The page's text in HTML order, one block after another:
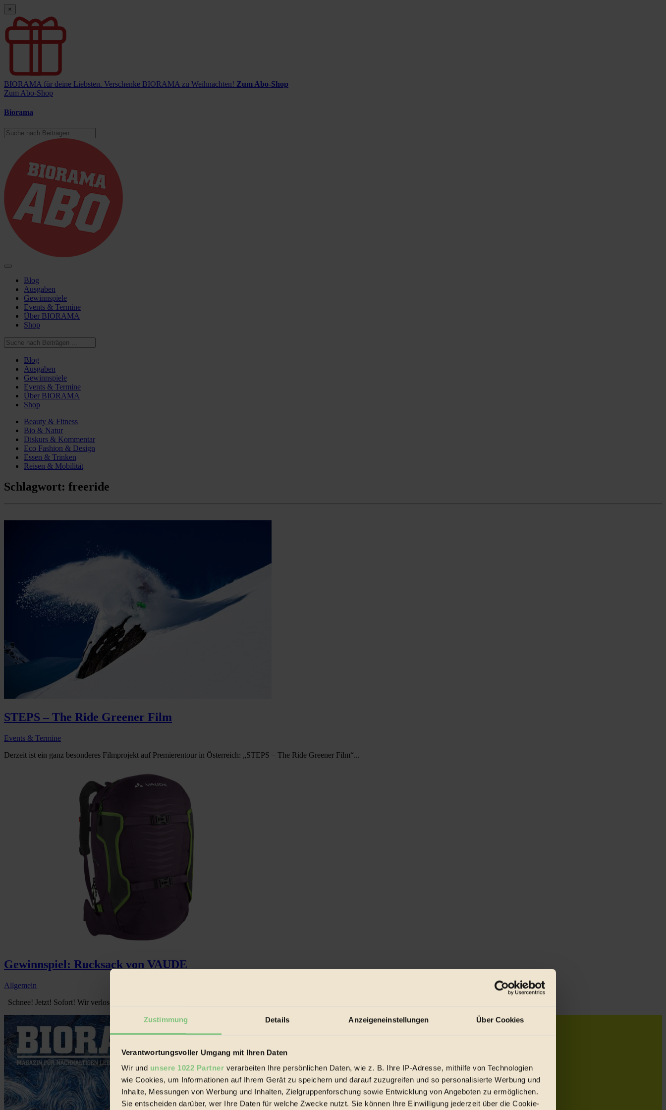
Zustimmung Details Anzeigeneinstellungen Über Cookies
Verantwortungsvoller Umgang mit Ihren Daten
Wir und unsere 1022 Partner verarbeiten Ihre persönlichen Daten, wie z. B. Ihre IP-Adresse, mithilfe von Technologien
wie Cookies, um Informationen auf Ihrem Gerät zu speichern und darauf zuzugreifen und so personalisierte Werbung und
Inhalte, Messungen von Werbung und Inhalten, Zielgruppenforschung sowie Entwicklung von Angeboten zu ermöglichen.
Sie entscheiden darüber, wer Ihre Daten für welche Zwecke nutzt. Sie können Ihre Einwilligung jederzeit über die Cookie-
×
BIORAMA für deine Liebsten. Verschenke BIORAMA zu Weihnachten! Zum Abo-Shop
Zum Abo-Shop
Biorama
Blog
Ausgaben
Gewinnspiele
Events & Termine
Über BIORAMA
Shop
Blog
Ausgaben
Gewinnspiele
Events & Termine
Über BIORAMA
Shop
Beauty & Fitness
Bio & Natur
Diskurs & Kommentar
Eco Fashion & Design
Essen & Trinken
Reisen & Mobilität
Schlagwort: freeride
STEPS – The Ride Greener Film
Events & Termine
Derzeit ist ein ganz besonderes Filmprojekt auf Premierentour in Österreich: „STEPS – The Ride Greener Film“...
Gewinnspiel: Rucksack von VAUDE
Allgemein
Schnee! Jetzt! Sofort! Wir verlosen auf jeden Fall den passenden Rucksack für die Damen auf den Boards und ...